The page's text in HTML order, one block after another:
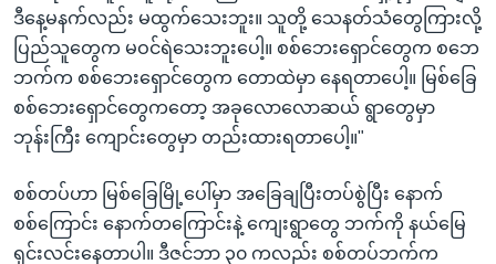
ဒီနေ့မနက်လည်း မထွက်သေးဘူး။ သူတို့ သေနတ်သံတွေကြားလို့
ပြည်သူတွေက မဝင်ရဲသေးဘူးပေါ့။ စစ်ဘေးရှောင်တွေက စဘေ
ဘက်က စစ်ဘေးရှောင်တွေက တောထဲမှာ နေရတာပေါ့။ မြစ်ခြေ
စစ်ဘေးရှောင်တွေကတော့ အခုလောလောဆယ် ရွာတွေမှာ
ဘုန်းကြီး ကျောင်းတွေမှာ တည်းထားရတာပေါ့။"
စစ်တပ်ဟာ မြစ်ခြေမြို့ပေါ်မှာ အခြေချပြီးတပ်စွဲပြီး နောက်
စစ်ကြောင်း နောက်တကြောင်းနဲ့ ကျေးရွာတွေ ဘက်ကို နယ်မြေ
ရှင်းလင်းနေတာပါ။ ဒီဇင်ဘာ ၃၀ ကလည်း စစ်တပ်ဘက်က